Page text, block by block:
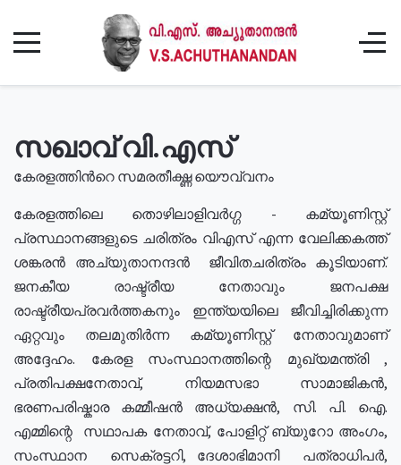
സഖാവ് വി.എസ്
കേരളത്തിൻറെ സമരതീക്ഷ്ണ യൌവ്വനം
കേരളത്തിലെ തൊഴിലാളിവർഗ്ഗ - കമ്യൂണിസ്റ്റ്
പ്രസ്ഥാനങ്ങളുടെ ചരിത്രം വിഎസ് എന്ന വേലിക്കകത്ത്
ശങ്കരൻ അച്യുതാനന്ദൻ ജീവിതചരിത്രം കൂടിയാണ്.
ജനകീയ രാഷ്ട്രീയ നേതാവും ജനപക്ഷ
രാഷ്ട്രീയപ്രവർത്തകനും ഇന്ത്യയിലെ ജീവിച്ചിരിക്കുന്ന
ഏറ്റവും തലമുതിർന്ന കമ്യൂണിസ്റ്റ് നേതാവുമാണ്
അദ്ദേഹം. കേരള സംസ്ഥാനത്തിന്റെ മുഖ്യമന്ത്രി ,
പ്രതിപക്ഷനേതാവ്, നിയമസഭാ സാമാജികൻ,
ഭരണപരിഷ്കാര കമ്മീഷൻ അധ്യക്ഷൻ, സി. പി. ഐ.
എമ്മിന്റെ സഥാപക നേതാവ്, പോളിറ്റ് ബ്യുറോ അംഗം,
സംസ്ഥാന സെക്രട്ടറി, ദേശാഭിമാനി പത്രാധിപർ,